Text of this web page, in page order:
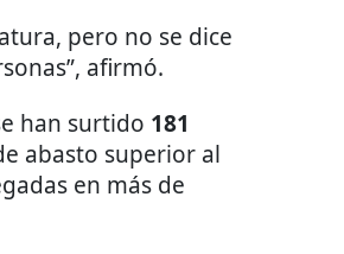
pero no se dice
afirmó.
han surtido 181
abasto superior al
en más de